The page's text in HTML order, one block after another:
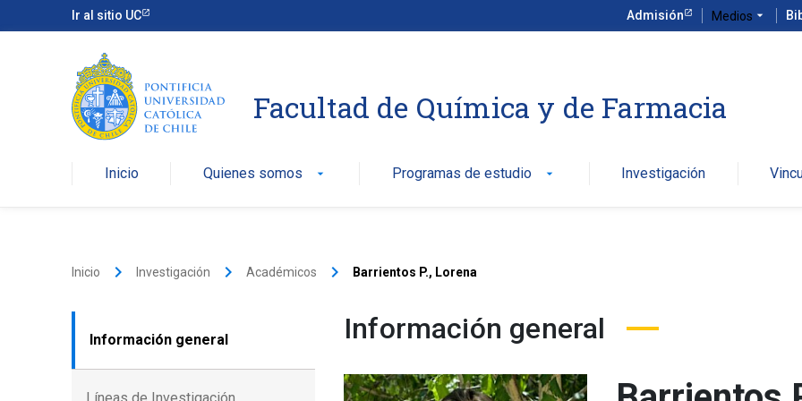
Ir al sitio UC Admisión Medios arrow_drop_down
Facultad de Química y de Farmacia
Inicio Quienes somos arrow_drop_down Programas de estudio arrow_drop_down Investigación
Inicio keyboard_arrow_right Investigación keyboard_arrow_right Académicos keyboard_arrow_right Barrientos P., Lorena
Información general Información general